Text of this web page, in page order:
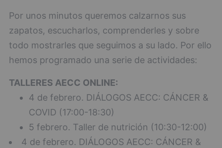
Por unos minutos queremos calzarnos sus
zapatos, escucharlos, comprenderles y sobre
todo mostrarles que seguimos a su lado. Por ello
hemos programado una serie de actividades:
TALLERES AECC ONLINE:
4 de febrero. DIÁLOGOS AECC: CÁNCER &
COVID (17:00-18:30)
5 febrero. Taller de nutrición (10:30-12:00)
4 de febrero. DIÁLOGOS AECC: CÁNCER &